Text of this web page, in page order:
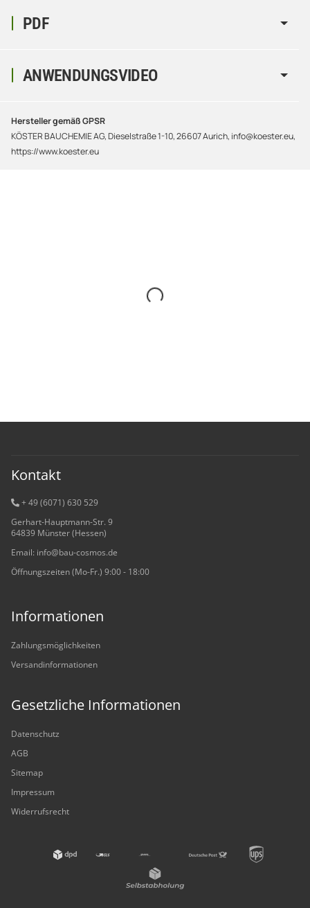
PDF
ANWENDUNGSVIDEO
Hersteller gemäß GPSR
KÖSTER BAUCHEMIE AG, Dieselstraße 1-10, 26607 Aurich, info@koester.eu,
https://www.koester.eu
Kontakt
+ 49 (6071) 630 529
Gerhart-Hauptmann-Str. 9
64839 Münster (Hessen)
Email: info@bau-cosmos.de
Öffnungszeiten (Mo-Fr.) 9:00 - 18:00
Informationen
Zahlungsmöglichkeiten
Versandinformationen
Gesetzliche Informationen
Datenschutz
AGB
Sitemap
Impressum
Widerrufsrecht